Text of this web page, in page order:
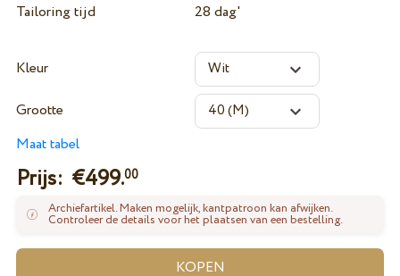
Tailoring tijd
28 dag'
Kleur
Grootte
Maat tabel
Prijs: €499.00
Archiefartikel. Maken mogelijk, kantpatroon kan afwijken.
Controleer de details voor het plaatsen van een bestelling.